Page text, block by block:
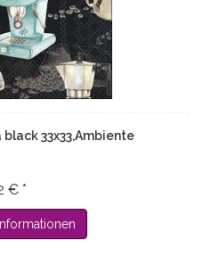
33x33,Ambiente
€ *